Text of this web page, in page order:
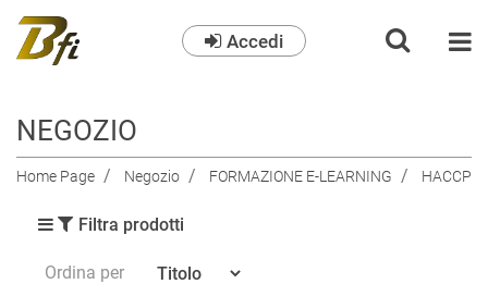
Accedi
NEGOZIO
Home Page Negozio FORMAZIONE E-LEARNING HACCP
Filtra prodotti
Ordina per